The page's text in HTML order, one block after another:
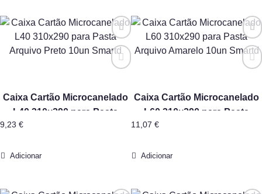
Caixa Cartão Microcanelado
L40 310×290 para Pasta
Arquivo Preto 10un Smartd
9,23 €
Adicionar
Caixa Cartão Microcanelado
L60 310×290 para Pasta
Arquivo Amarelo 10un
11,07 €
Adicionar